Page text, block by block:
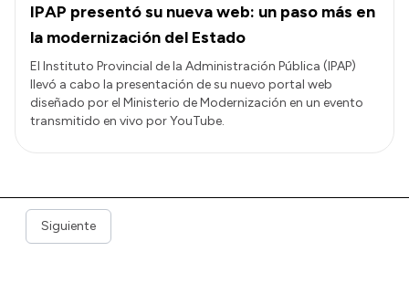
IPAP presentó su nueva web: un paso más en
la modernización del Estado
El Instituto Provincial de la Administración Pública (IPAP)
llevó a cabo la presentación de su nuevo portal web
diseñado por el Ministerio de Modernización en un evento
transmitido en vivo por YouTube.
Siguiente